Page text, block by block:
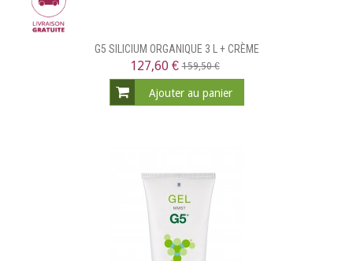
G5 SILICIUM ORGANIQUE 3 L + CRÈME
127,60 €159,50 €
Ajouter au panier